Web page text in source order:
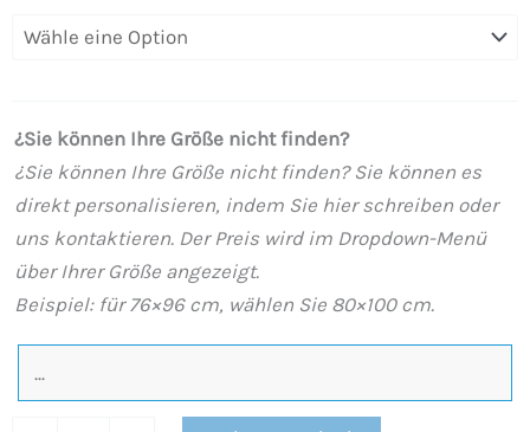
¿Sie können Ihre Größe nicht finden?
¿Sie können Ihre Größe nicht finden? Sie können es
direkt personalisieren, indem Sie hier schreiben oder
uns kontaktieren. Der Preis wird im Dropdown-Menü
über Ihrer Größe angezeigt.
Beispiel: für 76×96 cm, wählen Sie 80×100 cm.
Harz
Omaza
Marmor-
Effekt
-
modern
STONE
3D
rutschfest